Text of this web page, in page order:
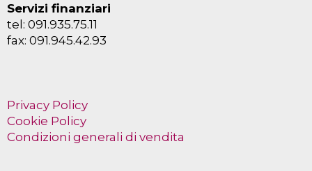
Servizi finanziari
tel: 091.935.75.11
fax: 091.945.42.93
Privacy Policy
Cookie Policy
Condizioni generali di vendita